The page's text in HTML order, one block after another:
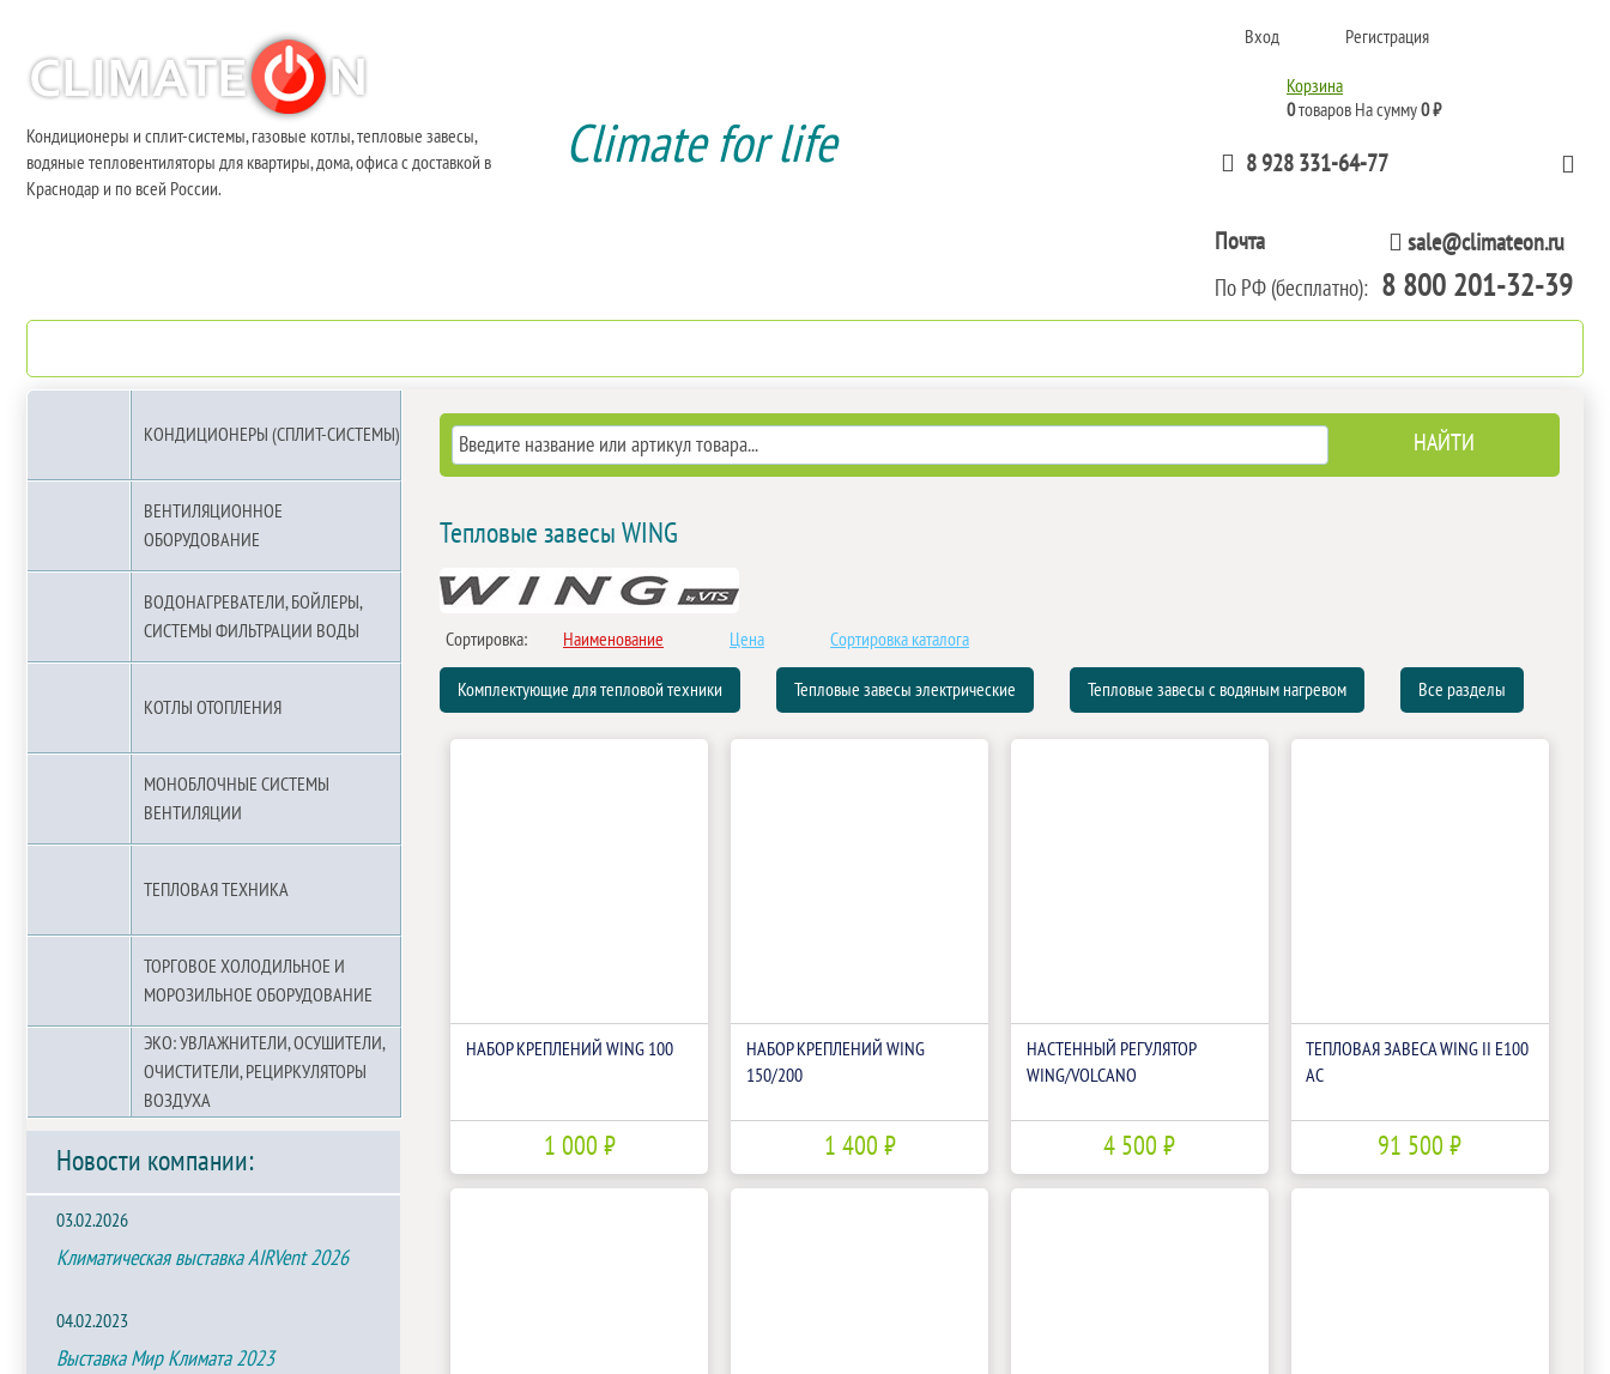
Кондиционеры и сплит-системы, газовые котлы, тепловые завесы,
водяные тепловентиляторы для квартиры, дома, офиса с доставкой в
Краснодар и по всей России.
Climate for life
Вход Регистрация
Корзина
0товаров На сумму0 ₽
8 928 331-64-77
Почта sale@climateon.ru
По РФ (бесплатно): 8 800 201-32-39
КОНДИЦИОНЕРЫ (СПЛИТ-СИСТЕМЫ)
ВЕНТИЛЯЦИОННОЕ
ОБОРУДОВАНИЕ
ВОДОНАГРЕВАТЕЛИ, БОЙЛЕРЫ,
СИСТЕМЫ ФИЛЬТРАЦИИ ВОДЫ
КОТЛЫ ОТОПЛЕНИЯ
МОНОБЛОЧНЫЕ СИСТЕМЫ
ВЕНТИЛЯЦИИ
ТЕПЛОВАЯ ТЕХНИКА
ТОРГОВОЕ ХОЛОДИЛЬНОЕ И
МОРОЗИЛЬНОЕ ОБОРУДОВАНИЕ
ЭКО: УВЛАЖНИТЕЛИ, ОСУШИТЕЛИ,
ОЧИСТИТЕЛИ, РЕЦИРКУЛЯТОРЫ
ВОЗДУХА
Новости компании:
03.02.2026
Климатическая выставка AIRVent 2026
04.02.2023
Выставка Мир Климата 2023
Тепловые завесы WING
Сортировка: Наименование Цена Сортировка каталога
Комплектующие для тепловой техники Тепловые завесы электрические Тепловые завесы с водяным нагревом Все разделы
НАБОР КРЕПЛЕНИЙ WING 100
1 000 ₽
НАБОР КРЕПЛЕНИЙ WING
150/200
1 400 ₽
НАСТЕННЫЙ РЕГУЛЯТОР
WING/VOLCANO
4 500 ₽
ТЕПЛОВАЯ ЗАВЕСА WING II E100
AC
91 500 ₽